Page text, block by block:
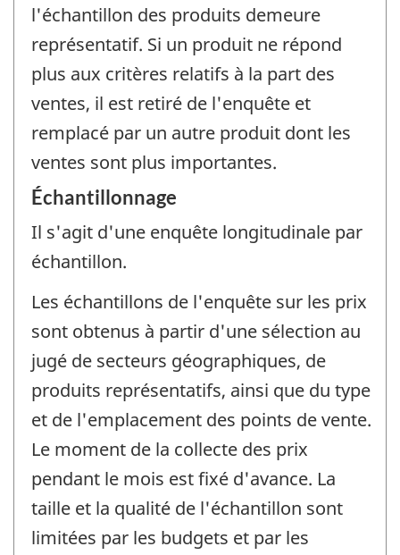
l'échantillon des produits demeure
représentatif. Si un produit ne répond
plus aux critères relatifs à la part des
ventes, il est retiré de l'enquête et
remplacé par un autre produit dont les
ventes sont plus importantes.
Échantillonnage
Il s'agit d'une enquête longitudinale par
échantillon.
Les échantillons de l'enquête sur les prix
sont obtenus à partir d'une sélection au
jugé de secteurs géographiques, de
produits représentatifs, ainsi que du type
et de l'emplacement des points de vente.
Le moment de la collecte des prix
pendant le mois est fixé d'avance. La
taille et la qualité de l'échantillon sont
limitées par les budgets et par les